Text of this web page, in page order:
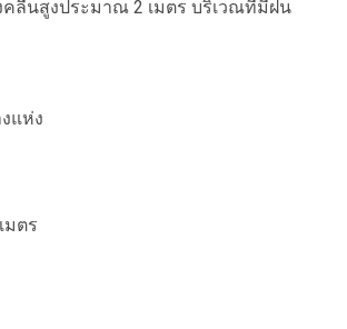
คลื่นสูงประมาณ 2 เมตร บริเวณที่มีฝน
แห่ง
มตร